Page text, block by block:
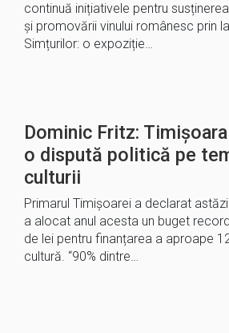
continuă inițiativele pentru
și promovării vinului românesc prin
Simțurilor: o expoziție…
Dominic Fritz:
o dispută politică pe
culturii
Primarul Timișoarei a declarat
a alocat anul acesta un buget
de lei pentru finanțarea a aproape
cultură. “90% dintre…